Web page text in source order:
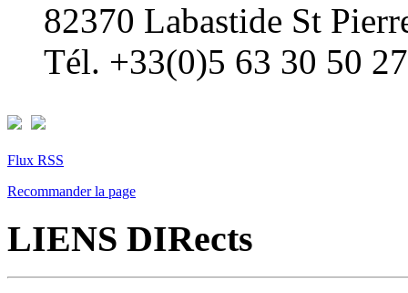
82370 Labastide St
Tél. +33(0)5 63 30 50 27
Flux RSS
Recommander la page
LIENS DIRects